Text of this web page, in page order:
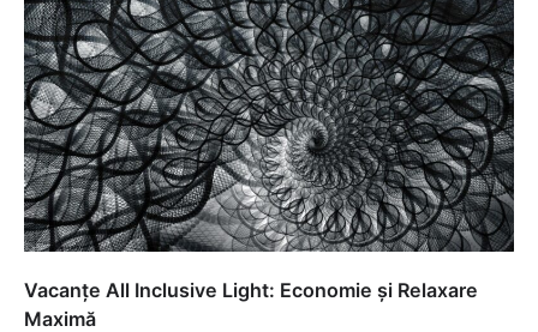
Vacanțe All Inclusive Light: Economie și Relaxare
Maximă